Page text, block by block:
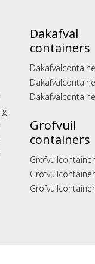
g
Dakafval
containers
Grofvuil
containers